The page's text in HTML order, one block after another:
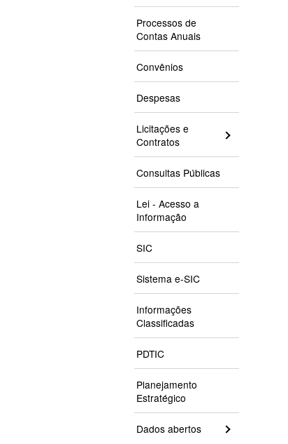
Processos de
Contas Anuais
Convênios
Despesas
Licitações e
Contratos
Consultas Públicas
Lei - Acesso a
Informação
SIC
Sistema e-SIC
Informações
Classificadas
PDTIC
Planejamento
Estratégico
Dados abertos